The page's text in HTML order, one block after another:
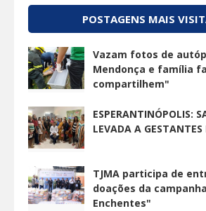
POSTAGENS MAIS
Vazam fotos de
Mendonça e família
compartilhem"
ESPERANTINÓPOLIS:
LEVADA A
TJMA participa de
doações da
Enchentes"